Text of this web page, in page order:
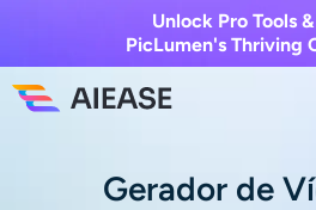
Unlock Pro Tools
PicLumen's Thriving
Gerador de